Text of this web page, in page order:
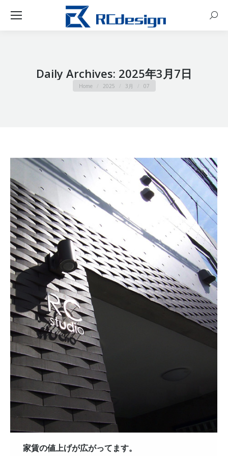
Daily Archives: 2025年3月7日
You are here:
Home 2025 3月 07
家賃の値上げが広がってます。